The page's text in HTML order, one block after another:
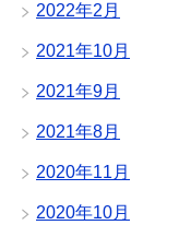
2022年2月
2021年10月
2021年9月
2021年8月
2020年11月
2020年10月